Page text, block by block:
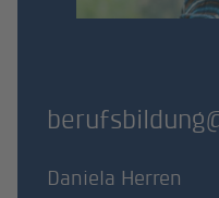
Daniela Herren